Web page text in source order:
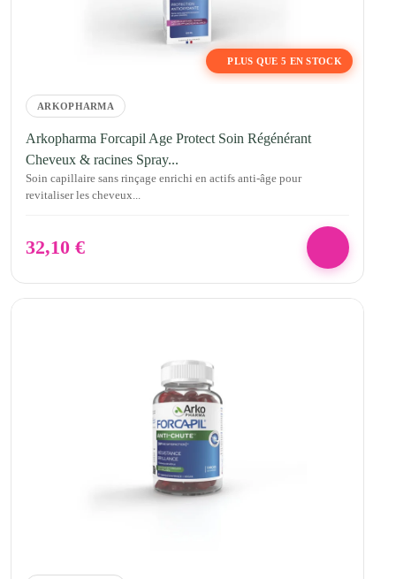
PLUS QUE 5 EN STOCK
ARKOPHARMA
Arkopharma Forcapil Age Protect Soin Régénérant
Cheveux & racines Spray...
Soin capillaire sans rinçage enrichi en actifs anti-âge pour
revitaliser les cheveux...
32,10 €